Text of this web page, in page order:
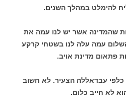
להימלט במהלך השנים.
שהמדינה אשר יש לנו עמה את
עמה עלה לנו בשטחי קרקע
פתאום מדינת אויב.
כלפי עבדאללה הצעיר. לא חשוב
לא חייב כלום.